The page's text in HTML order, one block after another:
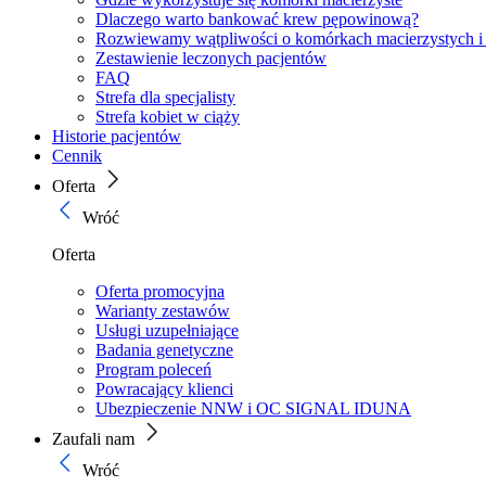
Dlaczego warto bankować krew pępowinową?
Rozwiewamy wątpliwości o komórkach macierzystych
Zestawienie leczonych pacjentów
FAQ
Strefa dla specjalisty
Strefa kobiet w ciąży
Historie pacjentów
Cennik
Oferta
Wróć
Oferta
Oferta promocyjna
Warianty zestawów
Usługi uzupełniające
Badania genetyczne
Program poleceń
Powracający klienci
Ubezpieczenie NNW i OC SIGNAL IDUNA
Zaufali nam
Wróć